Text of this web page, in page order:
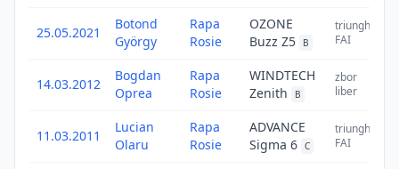
25.05.2021
Botond
György
Rapa
Rosie
OZONE
Buzz Z5
B
triunghi
FAI
14.03.2012
Bogdan
Oprea
Rapa
Rosie
WINDTECH
Zenith
B
zbor
liber
11.03.2011
Lucian
Olaru
Rapa
Rosie
ADVANCE
Sigma 6 C
triunghi
FAI